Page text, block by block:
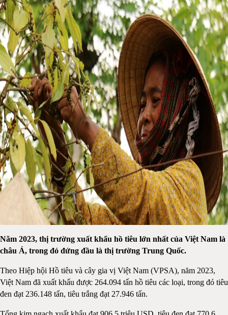
Năm 2023, thị trường xuất khẩu hồ tiêu lớn nhất của Việt Nam là
châu Á, trong đó đứng đầu là thị trường Trung Quốc.
Theo Hiệp hội Hồ tiêu và cây gia vị Việt Nam (VPSA), năm 2023,
Việt Nam đã xuất khẩu được 264.094 tấn hồ tiêu các loại, trong đó tiêu
đen đạt 236.148 tấn, tiêu trắng đạt 27.946 tấn.